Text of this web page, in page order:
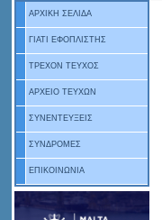
ΑΡΧΙΚΗ ΣΕΛΙΔΑ
ΓΙΑΤΙ ΕΦΟΠΛΙΣΤΗΣ
ΤΡΕΧΟΝ ΤΕΥΧΟΣ
ΑΡΧΕΙΟ ΤΕΥΧΩΝ
ΣΥΝΕΝΤΕΥΞΕΙΣ
ΣΥΝΔΡΟΜΕΣ
ΕΠΙΚΟΙΝΩΝΙΑ